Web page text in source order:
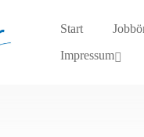
Start
Impressum